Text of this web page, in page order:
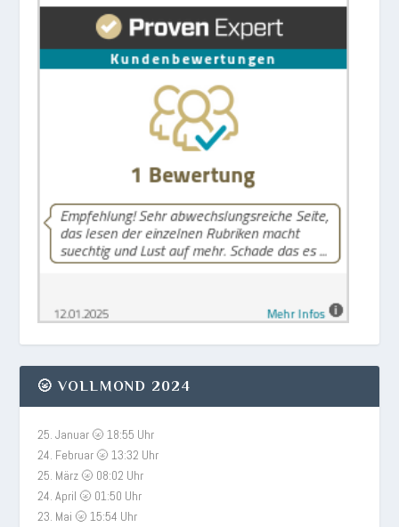
🌝 VOLLMOND 2024
25. Januar 🌝 18:55 Uhr
24. Februar 🌝 13:32 Uhr
25. März 🌝 08:02 Uhr
24. April 🌝 01:50 Uhr
23. Mai 🌝 15:54 Uhr